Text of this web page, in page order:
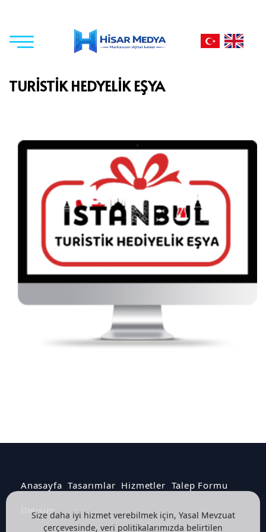
TURİSTİK HEDYELİK EŞYA
Size daha iyi hizmet verebilmek için, Yasal Mevzuat
çerçevesinde, veri politikalarımızda belirtilen
Anasayfa Tasarımlar Hizmetler Talep Formu
İletişim